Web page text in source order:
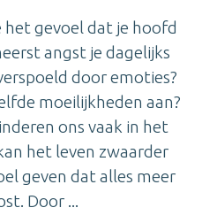
het gevoel dat je hoofd
angst je dagelijks
door emoties?
moeilijkheden aan?
ons vaak in het
het leven zwaarder
geven dat alles meer
Door ...